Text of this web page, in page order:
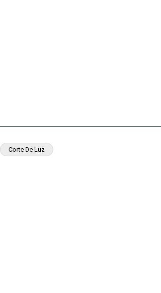
Corte De Luz